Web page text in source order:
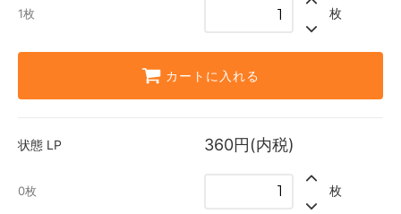
1枚 枚
カートに入れる
状態 LP 360円(内税)
0枚 枚